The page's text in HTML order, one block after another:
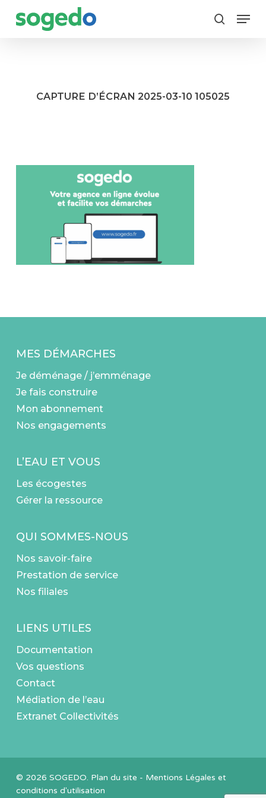
search
Menu
CAPTURE D’ÉCRAN 2025-03-10 105025
MES DÉMARCHES
Je déménage / j’emménage
Je fais construire
Mon abonnement
Nos engagements
L’EAU ET VOUS
Les écogestes
Gérer la ressource
QUI SOMMES-NOUS
Nos savoir-faire
Prestation de service
Nos filiales
LIENS UTILES
Documentation
Vos questions
Contact
Médiation de l’eau
Extranet Collectivités
© 2026 SOGEDO. Plan du site - Mentions Légales et
conditions d'utilisation